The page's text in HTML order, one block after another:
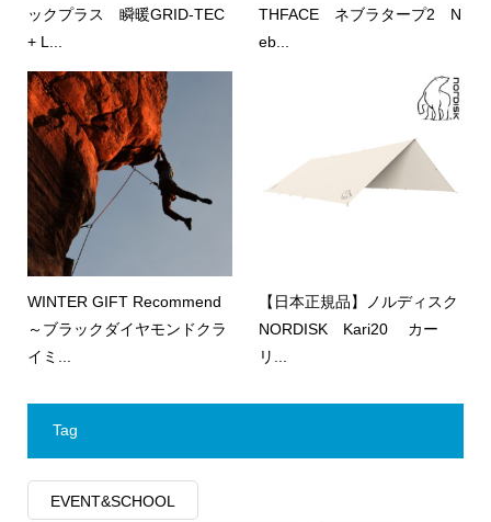
ックプラス 瞬暖GRID-TEC
+ L...
THFACE ネブラタープ2 N
eb...
WINTER GIFT Recommend
～ブラックダイヤモンドクラ
イミ...
【日本正規品】ノルディスク
NORDISK Kari20 カー
リ...
Tag
EVENT&SCHOOL